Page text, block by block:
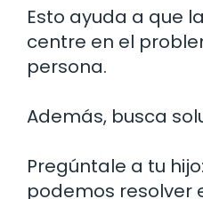
Esto ayuda a que
centre en el
persona.
Además, busca
Pregúntale a tu
podemos resolver